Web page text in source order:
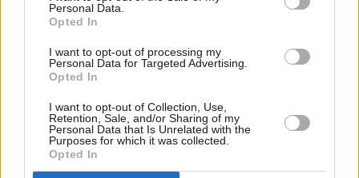
visitando nuestra política de privacidad.
Personal Data.
Opted In
I want to opt-out of processing my
Personal Data for Targeted Advertising.
Opted In
I want to opt-out of Collection, Use,
Retention, Sale, and/or Sharing of my
Personal Data that Is Unrelated with the
Purposes for which it was collected.
Opted In